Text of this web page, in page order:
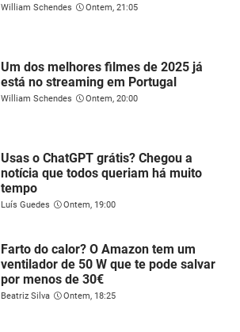
William Schendes Ontem, 21:05
Um dos melhores filmes de 2025 já
está no streaming em Portugal
William Schendes Ontem, 20:00
Usas o ChatGPT grátis? Chegou a
notícia que todos queriam há muito
tempo
Luís Guedes Ontem, 19:00
Farto do calor? O Amazon tem um
ventilador de 50 W que te pode salvar
por menos de 30€
Beatriz Silva Ontem, 18:25